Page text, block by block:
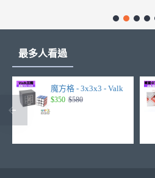
最多人看過
魔方格 - 3x3x3 - Valk
$350 $580